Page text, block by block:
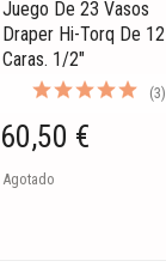
Juego De 23 Vasos
Draper Hi-Torq De 12
Caras. 1/2"
(3)
60,50 €
Agotado